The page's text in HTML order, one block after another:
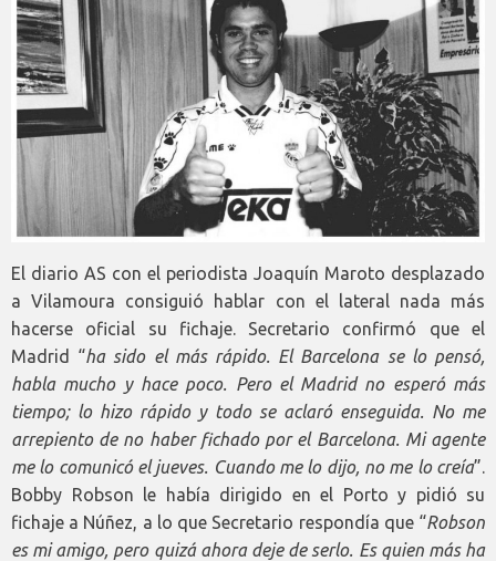
El diario AS con el periodista Joaquín Maroto desplazado
a Vilamoura consiguió hablar con el lateral nada más
hacerse oficial su fichaje. Secretario confirmó que el
Madrid “ha sido el más rápido. El Barcelona se lo pensó,
habla mucho y hace poco. Pero el Madrid no esperó más
tiempo; lo hizo rápido y todo se aclaró enseguida. No me
arrepiento de no haber fichado por el Barcelona. Mi agente
me lo comunicó el jueves. Cuando me lo dijo, no me lo creía”.
Bobby Robson le había dirigido en el Porto y pidió su
fichaje a Núñez, a lo que Secretario respondía que “Robson
es mi amigo, pero quizá ahora deje de serlo. Es quien más ha